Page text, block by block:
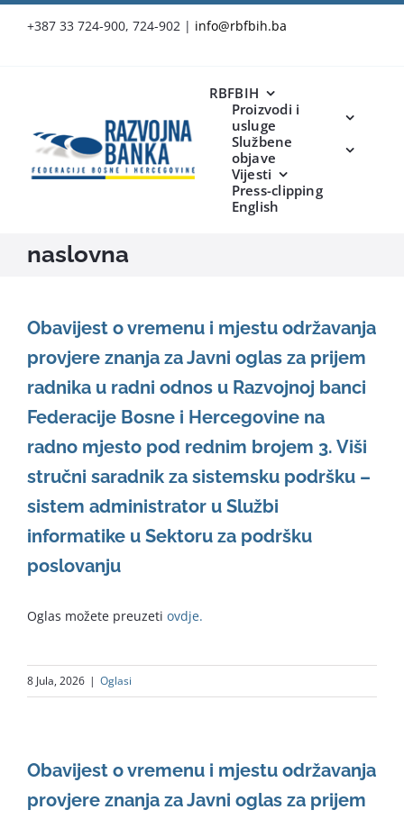
+387 33 724-900, 724-902 | info@rbfbih.ba
RBFBIH
Proizvodi i
usluge
Službene
objave
Vijesti
Press-clipping
English
naslovna
Obavijest o vremenu i mjestu održavanja
provjere znanja za Javni oglas za prijem
radnika u radni odnos u Razvojnoj banci
Federacije Bosne i Hercegovine na
radno mjesto pod rednim brojem 3. Viši
stručni saradnik za sistemsku podršku –
sistem administrator u Službi
informatike u Sektoru za podršku
poslovanju
Oglas možete preuzeti ovdje.
8 Jula, 2026 | Oglasi
Obavijest o vremenu i mjestu održavanja
provjere znanja za Javni oglas za prijem